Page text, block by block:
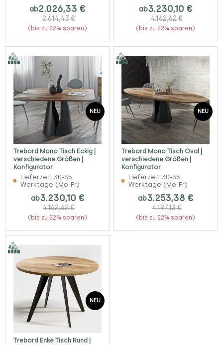
ab2.026,33 €
2.614,43 €
(bis zu 22% sparen)
ab3.230,10 €
4.162,62 €
(bis zu 22% sparen)
NEU
Trebord Mono Tisch Eckig |
verschiedene Größen |
Konfigurator
Lieferzeit 30-35
Werktage (Mo-Fr)
ab3.230,10 €
4.162,62 €
(bis zu 22% sparen)
NEU
Trebord Mono Tisch Oval |
verschiedene Größen |
Konfigurator
Lieferzeit 30-35
Werktage (Mo-Fr)
ab3.253,38 €
4.197,13 €
(bis zu 22% sparen)
NEU
Trebord Enke Tisch Rund |